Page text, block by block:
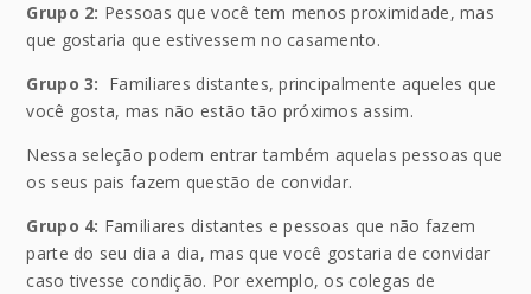
Grupo 2: Pessoas que você tem menos proximidade, mas
que gostaria que estivessem no casamento.
Grupo 3: Familiares distantes, principalmente aqueles que
você gosta, mas não estão tão próximos assim.
Nessa seleção podem entrar também aquelas pessoas que
os seus pais fazem questão de convidar.
Grupo 4: Familiares distantes e pessoas que não fazem
parte do seu dia a dia, mas que você gostaria de convidar
caso tivesse condição. Por exemplo, os colegas de